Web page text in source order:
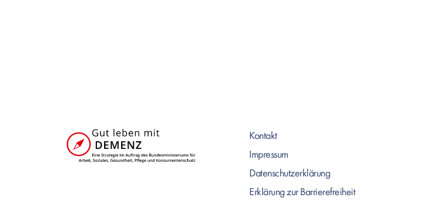
Kontakt
Impressum
Datenschutzerklärung
Erklärung zur Barrierefreiheit